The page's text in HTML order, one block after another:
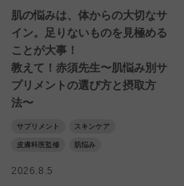
肌の悩みは、体からの大切なサ
イン。足りないものを見極める
ことが大事！
教えて！赤須先生〜肌悩み別サ
プリメントの選び方と摂取方
法〜
サプリメント スキンケア
皮膚科医監修 肌悩み
2026.8.5